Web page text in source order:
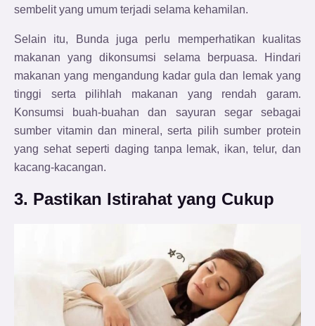
sembelit yang umum terjadi selama kehamilan.
Selain itu, Bunda juga perlu memperhatikan kualitas
makanan yang dikonsumsi selama berpuasa. Hindari
makanan yang mengandung kadar gula dan lemak yang
tinggi serta pilihlah makanan yang rendah garam.
Konsumsi buah-buahan dan sayuran segar sebagai
sumber vitamin dan mineral, serta pilih sumber protein
yang sehat seperti daging tanpa lemak, ikan, telur, dan
kacang-kacangan.
3. Pastikan Istirahat yang Cukup